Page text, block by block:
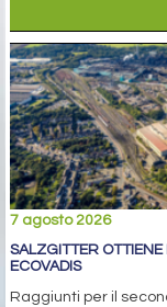
7 agosto 2026
SALZGITTER OTTIENE
ECOVADIS
Raggiunti per il